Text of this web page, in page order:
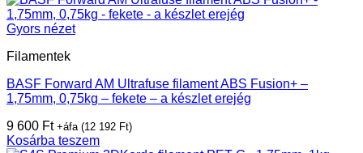
Gyors nézet
Filamentek
BASF Forward AM Ultrafuse filament ABS Fusion+ –
1,75mm, 0,75kg – fekete – a készlet erejég
9 600 Ft +áfa (12 192 Ft)
Kosárba teszem